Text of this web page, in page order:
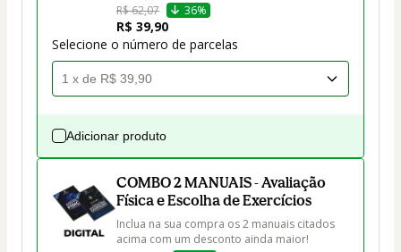
R$ 62,07
36%
R$ 39,90
Selecione o número de parcelas
Adicionar produto
COMBO 2 MANUAIS - Avaliação
Física e Escolha de Exercícios
Inclua na sua compra os 2 manuais citados
acima com um desconto ainda maior!